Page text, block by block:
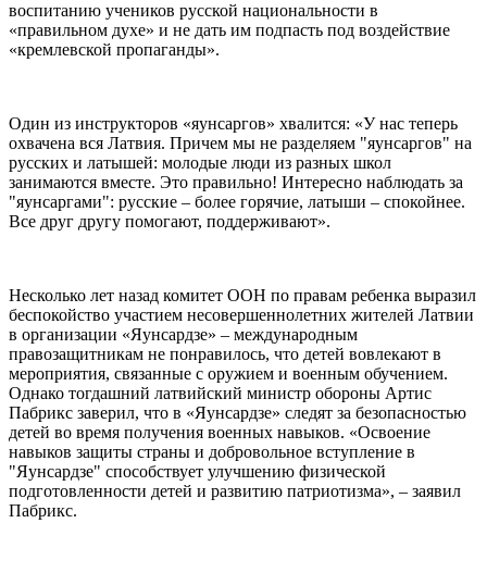
воспитанию учеников русской национальности в
«правильном духе» и не дать им подпасть под воздействие
«кремлевской пропаганды».
Один из инструкторов «яунсаргов» хвалится: «У нас теперь
охвачена вся Латвия. Причем мы не разделяем "яунсаргов" на
русских и латышей: молодые люди из разных школ
занимаются вместе. Это правильно! Интересно наблюдать за
"яунсаргами": русские – более горячие, латыши – спокойнее.
Все друг другу помогают, поддерживают».
Несколько лет назад комитет ООН по правам ребенка выразил
беспокойство участием несовершеннолетних жителей Латвии
в организации «Яунсардзе» – международным
правозащитникам не понравилось, что детей вовлекают в
мероприятия, связанные с оружием и военным обучением.
Однако тогдашний латвийский министр обороны Артис
Пабрикс заверил, что в «Яунсардзе» следят за безопасностью
детей во время получения военных навыков. «Освоение
навыков защиты страны и добровольное вступление в
"Яунсардзе" способствует улучшению физической
подготовленности детей и развитию патриотизма», – заявил
Пабрикс.